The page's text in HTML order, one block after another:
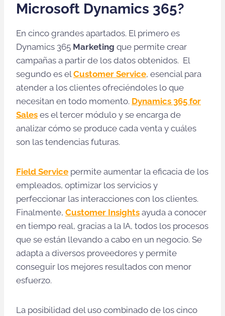
Microsoft Dynamics 365?
En cinco grandes apartados. El primero es
Dynamics 365 Marketing que permite crear
campañas a partir de los datos obtenidos. El
segundo es elCustomer Service, esencial para
atender a los clientes ofreciéndoles lo que
necesitan en todo momento. Dynamics 365 for
Sales es el tercer módulo y se encarga de
analizar cómo se produce cada venta y cuáles
son las tendencias futuras.
Field Service permite aumentar la eficacia de los
empleados, optimizar los servicios y
perfeccionar las interacciones con los clientes.
Finalmente, Customer Insights ayuda a conocer
en tiempo real, gracias a la IA, todos los procesos
que se están llevando a cabo en un negocio. Se
adapta a diversos proveedores y permite
conseguir los mejores resultados con menor
esfuerzo.
La posibilidad del uso combinado de los cinco